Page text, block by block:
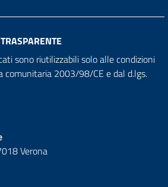
sono riutilizzabili solo alle condizioni
comunitaria 2003/98/CE e dal d.lgs.
Verona